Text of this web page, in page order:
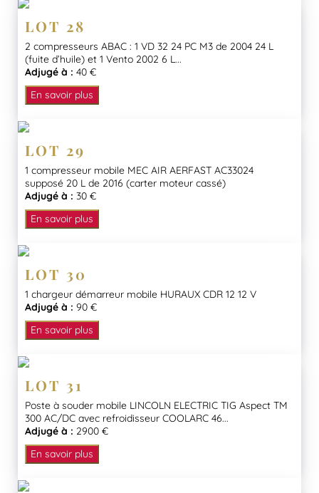
LOT 28
2 compresseurs ABAC : 1 VD 32 24 PC M3 de 2004 24 L
(fuite d’huile) et 1 Vento 2002 6 L...
Adjugé à : 40 €
En savoir plus
LOT 29
1 compresseur mobile MEC AIR AERFAST AC33024
supposé 20 L de 2016 (carter moteur cassé)
Adjugé à : 30 €
En savoir plus
LOT 30
1 chargeur démarreur mobile HURAUX CDR 12 12 V
Adjugé à : 90 €
En savoir plus
LOT 31
Poste à souder mobile LINCOLN ELECTRIC TIG Aspect TM
300 AC/DC avec refroidisseur COOLARC 46...
Adjugé à : 2900 €
En savoir plus